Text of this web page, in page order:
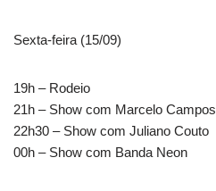
Sexta-feira (15/09)
19h – Rodeio
21h – Show com Marcelo Campos
22h30 – Show com Juliano Couto
00h – Show com Banda Neon